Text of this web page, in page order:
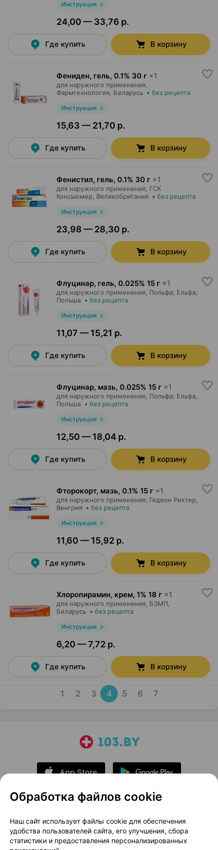
Инструкция
24,00 — 33,76 р.
Где купить В корзину
Фениден, гель, 0.1% 30 г ×1
для наружного применения,
Фармтехнология , Беларусь • без рецепта
Инструкция
15,63 — 21,70 р.
Где купить В корзину
Фенистил, гель, 0.1% 30 г ×1
для наружного применения, ГСК
Консьюмер , Великобритания • без рецепта
Инструкция
23,98 — 28,30 р.
Где купить В корзину
Флуцинар, гель, 0.025% 15 г ×1
для наружного применения, Польфа; Ельфа
Польша • без рецепта
Инструкция
11,07 — 15,21 р.
Где купить В корзину
Флуцинар, мазь, 0.025% 15 г ×1
для наружного применения, Польфа; Ельфа
Польша • без рецепта
Инструкция
12,50 — 18,04 р.
Где купить В корзину
Фторокорт, мазь, 0.1% 15 г ×1
для наружного применения, Гедеон Рихтер
Венгрия • без рецепта
Инструкция
11,60 — 15,92 р.
Где купить В корзину
Хлоропирамин, крем, 1% 18 г ×1
для наружного применения, БЗМП
Беларусь • без рецепта
Инструкция
6,20 — 7,72 р.
Где купить В корзину
1 2 3 4 5 6 7
О проекте
Новости проекта
Размещение рекламы
Медицинский маркетинг
Публичный договор
Доставка
Обработка файлов cookie
Наш сайт использует файлы cookie для обеспечения
удобства пользователей сайта, его улучшения, сбора
статистики и предоставления персонализированных